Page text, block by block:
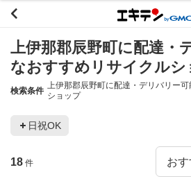
上伊那郡辰野町に配達・
なおすすめリサイクルシ
検索条件
上伊那郡辰野町に配達・デリバリー可
ショップ
日祝OK
18 件